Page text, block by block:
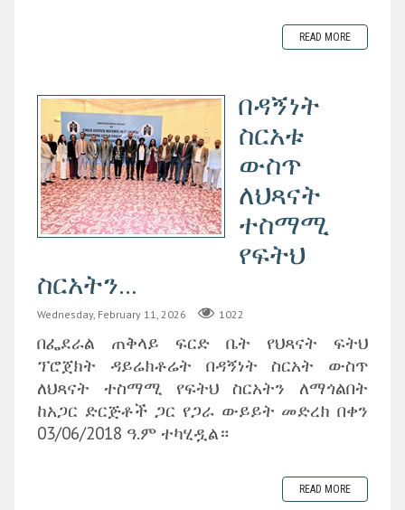
READ MORE
በዳኝነት
ስርአቱ
ውስጥ
ለህጻናት
ተስማሚ
የፍትህ
ስርአትን...
Wednesday, February 11, 2026 1022
በፌደራል ጠቅላይ ፍርድ ቤት የህጻናት ፍትህ
ፕሮጀክት ዳይሬክቶሬት በዳኝነት ስርአት ውስጥ
ለህጻናት ተስማሚ የፍትህ ስርአትን ለማጎልበት
ከአጋር ድርጅቶች ጋር የጋራ ውይይት መድረክ በቀን
03/06/2018 ዓ.ም ተካሂዷል።
READ MORE